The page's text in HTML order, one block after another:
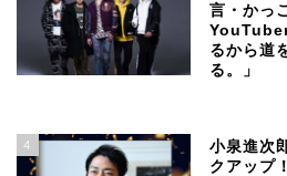
言・かっ
るから道
る。」
4
小泉進次
クアップ